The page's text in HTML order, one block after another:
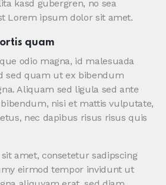
kasd gubergren, no sea
Lorem ipsum dolor sit amet.
quam
odio magna, id malesuada
sed quam ut ex bibendum
Aliquam sed ligula sed ante
nisi et mattis vulputate,
nec dapibus risus risus quis
amet, consetetur sadipscing
eirmod tempor invidunt ut